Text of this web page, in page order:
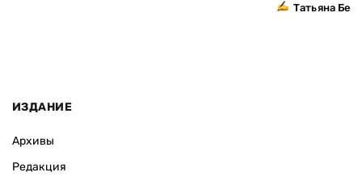
Татьяна
ИЗДАНИЕ
Архивы
Редакция